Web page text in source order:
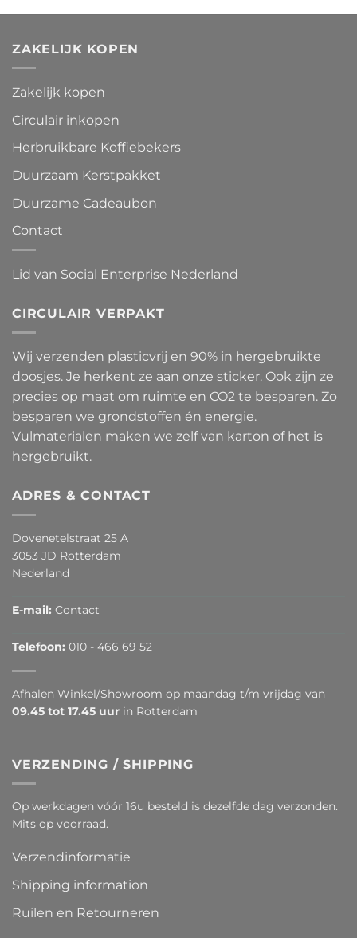
ZAKELIJK KOPEN
Zakelijk kopen
Circulair inkopen
Herbruikbare Koffiebekers
Duurzaam Kerstpakket
Duurzame Cadeaubon
Contact
Lid van Social Enterprise Nederland
CIRCULAIR VERPAKT
Wij verzenden plasticvrij en 90% in hergebruikte
doosjes. Je herkent ze aan onze sticker. Ook zijn ze
precies op maat om ruimte en CO2 te besparen. Zo
besparen we grondstoffen én energie.
Vulmaterialen maken we zelf van karton of het is
hergebruikt.
ADRES & CONTACT
Dovenetelstraat 25 A
3053 JD Rotterdam
Nederland
E-mail: Contact
Telefoon: 010 - 466 69 52
Afhalen Winkel/Showroom op maandag t/m vrijdag van
09.45 tot 17.45 uur in Rotterdam
VERZENDING / SHIPPING
Op werkdagen vóór 16u besteld is dezelfde dag verzonden.
Mits op voorraad.
Verzendinformatie
Shipping information
Ruilen en Retourneren